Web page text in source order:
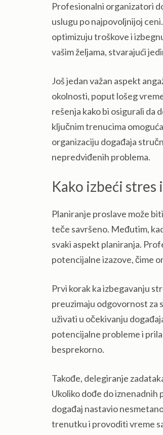
Profesionalni organizatori
uslugu po najpovoljnijoj
optimizuju troškove i
vašim željama, stvarajući
Još jedan važan aspekt
okolnosti, poput lošeg
rešenja kako bi osigurali da
ključnim trenucima
organizaciju događaja
nepredviđenih problema.
Kako izbeći stres
Planiranje proslave može
teče savršeno. Međutim,
svaki aspekt planiranja.
potencijalne izazove, čime
Prvi korak ka izbegavanju
preuzimaju odgovornost za
uživati u očekivanju
potencijalne probleme i
besprekorno.
Takođe, delegiranje
Ukoliko dođe do iznenadnih
događaj nastavio
trenutku i provoditi vreme